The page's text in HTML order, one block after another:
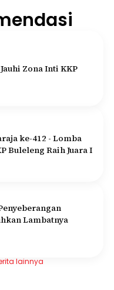
Zona Inti KKP
ke-412 - Lomba
Buleleng Raih Juara I
Lambatnya
lainnya